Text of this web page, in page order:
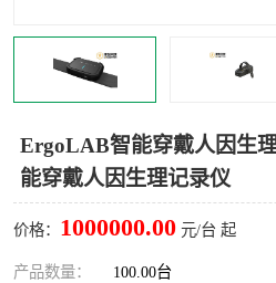
ErgoLAB智能穿戴人因生
能穿戴人因生理记录仪
价格： 1000000.00 元/台 起
产品数量： 100.00台